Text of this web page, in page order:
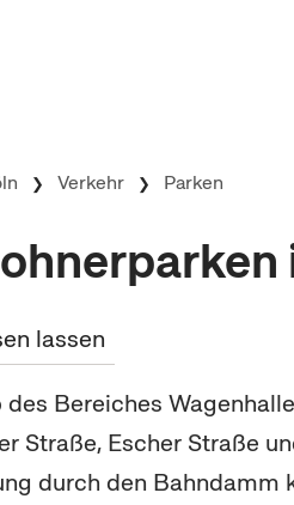
Verkehr Parken
lassen
des Bereiches
Straße, Escher Straße
durch den Bahndamm